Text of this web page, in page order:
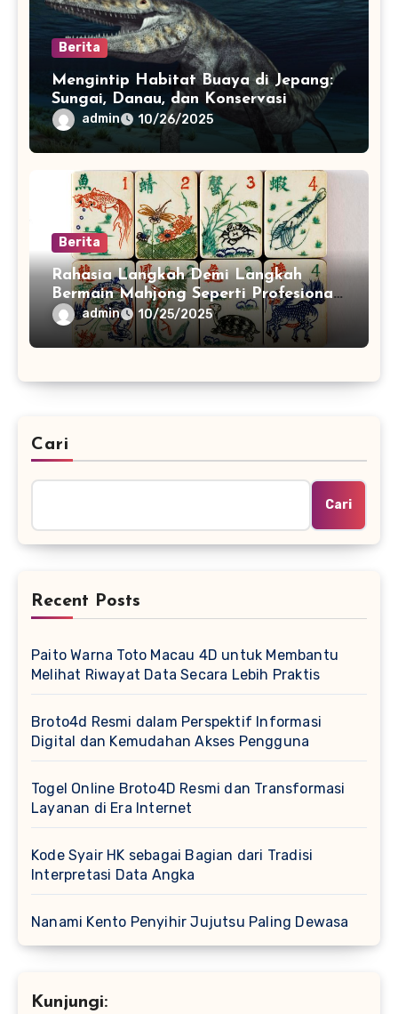
Berita
Mengintip Habitat Buaya di Jepang:
Sungai, Danau, dan Konservasi
admin 10/26/2025
Berita
Rahasia Langkah Demi Langkah
Bermain Mahjong Seperti Profesional
Chinaadmin 10/25/2025
Cari
Cari
Recent Posts
Paito Warna Toto Macau 4D untuk Membantu
Melihat Riwayat Data Secara Lebih Praktis
Broto4d Resmi dalam Perspektif Informasi
Digital dan Kemudahan Akses Pengguna
Togel Online Broto4D Resmi dan Transformasi
Layanan di Era Internet
Kode Syair HK sebagai Bagian dari Tradisi
Interpretasi Data Angka
Nanami Kento Penyihir Jujutsu Paling Dewasa
Kunjungi: